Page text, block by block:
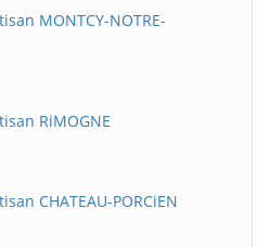
MONTCY-NOTRE-
RiMOGNE
CHATEAU-PORCiEN